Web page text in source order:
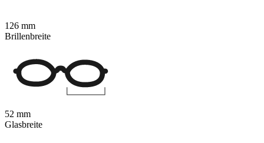
126 mm
Brillenbreite
52 mm
Glasbreite